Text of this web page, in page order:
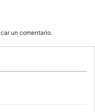
un comentario.